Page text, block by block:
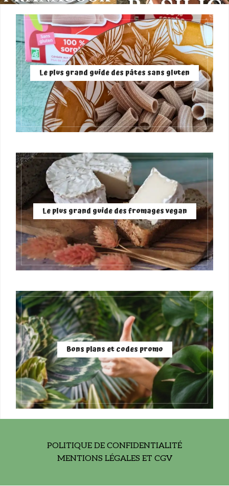
Le plus grand guide des pâtes sans gluten
Le plus grand guide des fromages vegan
Bons plans et codes promo
POLITIQUE DE CONFIDENTIALITÉ
MENTIONS LÉGALES ET CGV